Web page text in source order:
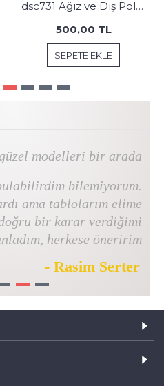
dsc731 Ağız ve Diş Polikliniği, Dişçi Tabloları, Diş Hekimi, İstanbul Kız Kulesi Gravür Tablo
500,00 TL
SEPETE EKLE
modelleri bir arada
bilemiyorum.
ama tablolarım elime
bir karar verdiğimi
herkese öneririm
- Rasim Serter
2 3 4